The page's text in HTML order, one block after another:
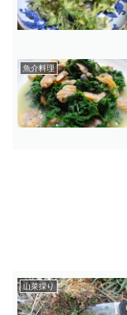
魚介料理
山菜採り